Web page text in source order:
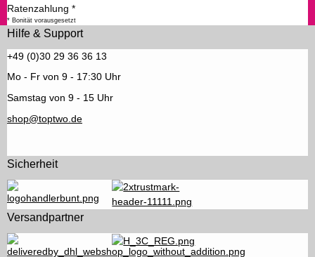
Ratenzahlung *
* Bonität vorausgesetzt
Hilfe & Support
+49 (0)30 29 36 36 13
Mo - Fr von 9 - 17:30 Uhr
Samstag von 9 - 15 Uhr
shop@toptwo.de
Sicherheit
Versandpartner